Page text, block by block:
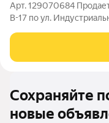
Арт. 129070684
В-17 по ул.
утеплена. Ванна
инфраструктурой все
Сохраняйте
новые